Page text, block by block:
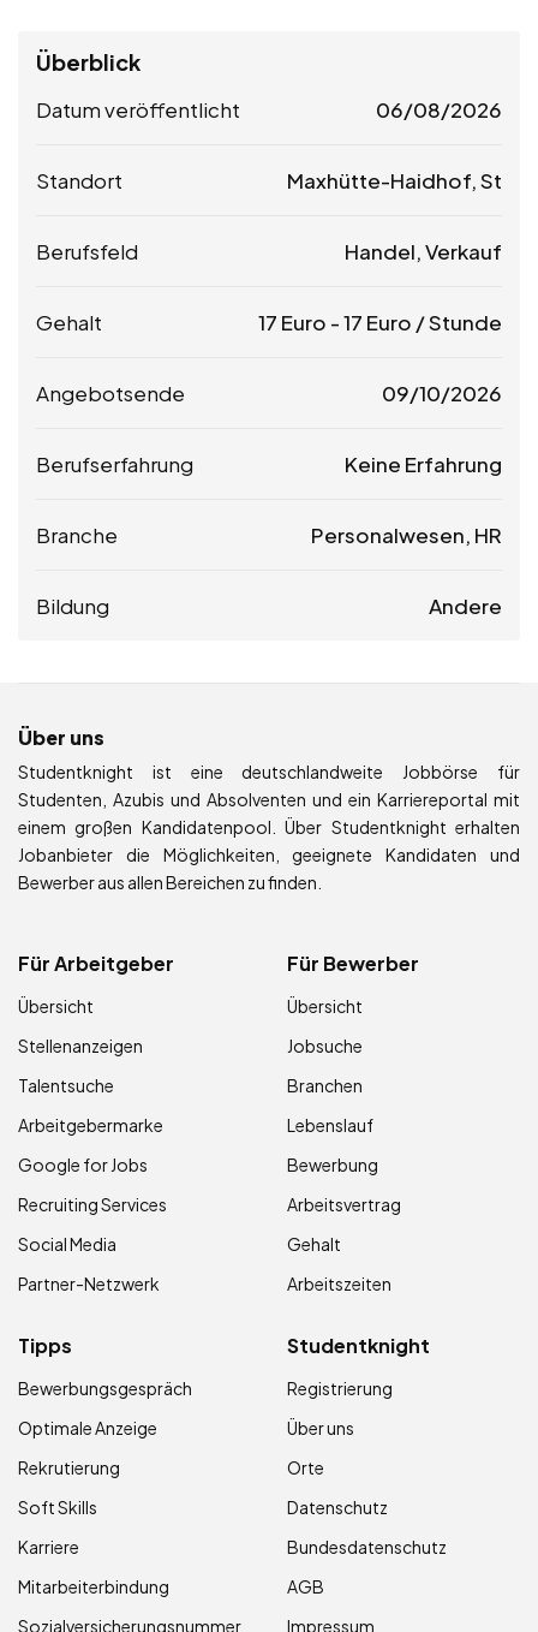
Überblick
Datum veröffentlicht 06/08/2026
Standort Maxhütte-Haidhof, St
Berufsfeld Handel, Verkauf
Gehalt 17 Euro -17 Euro / Stunde
Angebotsende 09/10/2026
Berufserfahrung Keine Erfahrung
Branche Personalwesen, HR
Bildung Andere
Über uns
Studentknight ist eine deutschlandweite Jobbörse für
Studenten, Azubis und Absolventen und ein Karriereportal mit
einem großen Kandidatenpool. Über Studentknight erhalten
Jobanbieter die Möglichkeiten, geeignete Kandidaten und
Bewerber aus allen Bereichen zu finden.
Für Arbeitgeber
Übersicht
Stellenanzeigen
Talentsuche
Arbeitgebermarke
Google for Jobs
Recruiting Services
Social Media
Partner-Netzwerk
Für Bewerber
Übersicht
Jobsuche
Branchen
Lebenslauf
Bewerbung
Arbeitsvertrag
Gehalt
Arbeitszeiten
Tipps
Bewerbungsgespräch
Optimale Anzeige
Rekrutierung
Soft Skills
Karriere
Mitarbeiterbindung
Sozialversicherungsnummer
Studentknight
Registrierung
Über uns
Orte
Datenschutz
Bundesdatenschutz
AGB
Impressum